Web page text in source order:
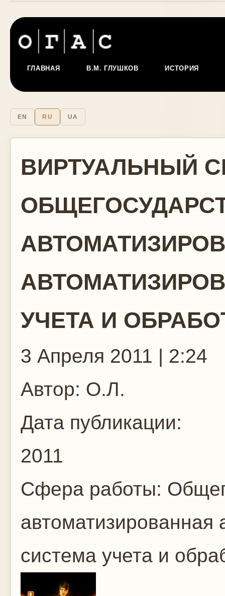
ГЛАВНАЯ В.М. ГЛУШКОВ ИСТОРИЯ
EN RU UA
ВИРТУАЛЬНЫЙ
УЧЕТА И
3 Апреля 2011 | 2:24
Автор: О.Л.
Дата публикации:
2011
Сфера работы:
автоматизированная
система учета и